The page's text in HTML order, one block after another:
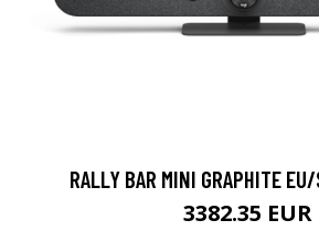
RALLY BAR MINI GRAPHITE
3382.35 EUR